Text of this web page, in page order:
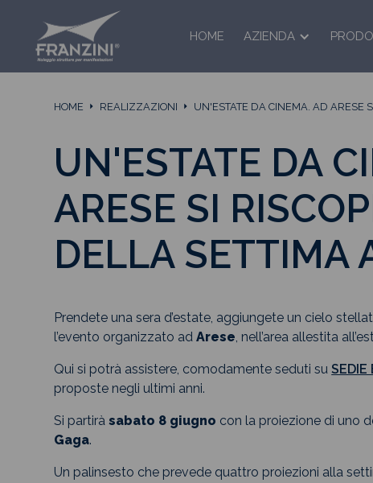
HOME AZIENDA
HOME REALIZZAZIONI UN'ESTATE DA CINEMA. AD ARESE
UN'ESTATE DA
ARESE SI
DELLA SETTIMA
Prendete una sera d’estate, aggiungete un cielo
l’evento organizzato adArese, nell’area allestita
Qui si potrà assistere, comodamente seduti suSEDIE
proposte negli ultimi anni.
Si partiràsabato 8 giugno con la proiezione di uno
Gaga.
Un palinsesto che prevede quattro proiezioni alla